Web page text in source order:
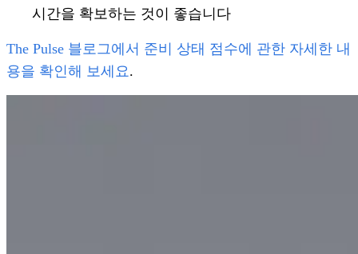
시간을 확보하는 것이 좋습니다
The Pulse 블로그에서 준비 상태 점수에 관한 자세한 내
용을 확인해 보세요 .